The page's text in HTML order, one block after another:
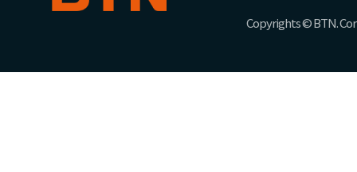
Copyrights © BTN.